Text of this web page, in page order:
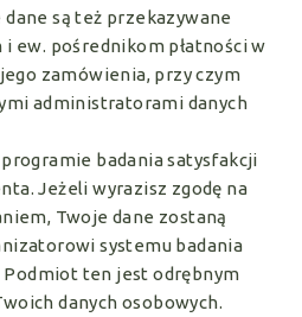
są też przekazywane
ew. pośrednikom płatności w
zamówienia, przy czym
administratorami danych
badania satysfakcji
Jeżeli wyrazisz zgodę na
Twoje dane zostaną
systemu badania
ten jest odrębnym
danych osobowych.